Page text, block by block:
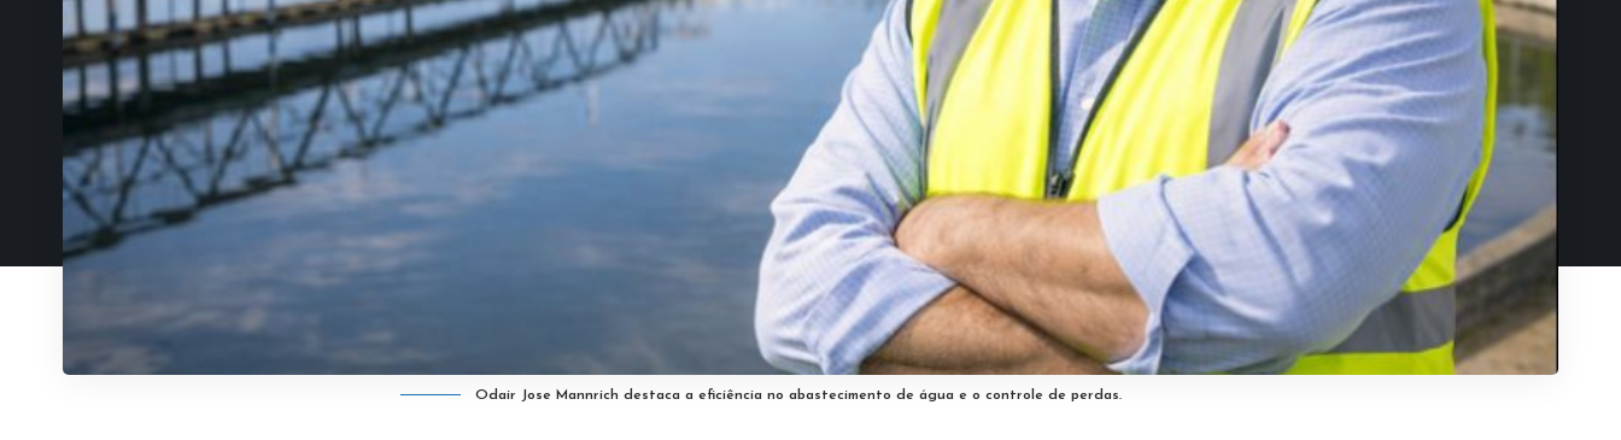
Odair Jose Mannrich destaca a eficiência no abastecimento de água e o controle de perdas.